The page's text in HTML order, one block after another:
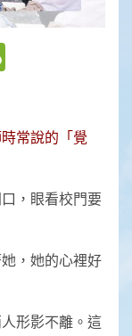
常說的「覺
，眼看校門要
，她的心裡好
形影不離。這